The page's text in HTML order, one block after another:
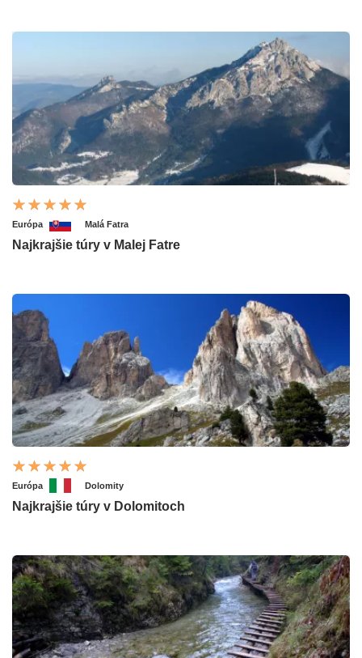
Európa Malá Fatra
Najkrajšie túry v Malej Fatre
Európa Dolomity
Najkrajšie túry v Dolomitoch